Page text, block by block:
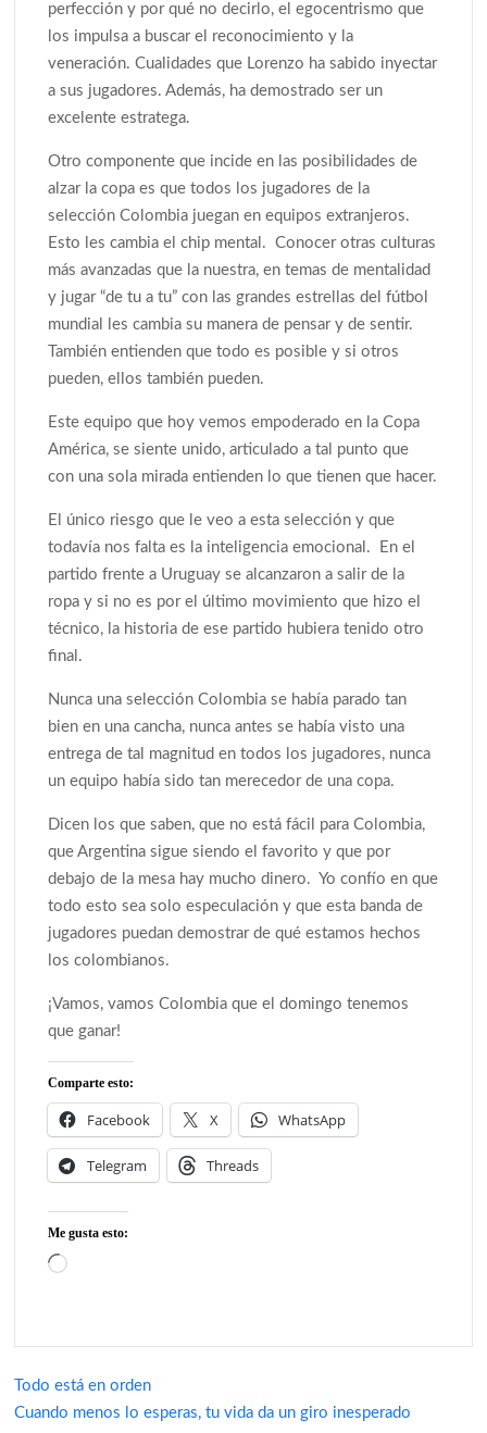
perfección y por qué no decirlo, el egocentrismo que
los impulsa a buscar el reconocimiento y la
veneración. Cualidades que Lorenzo ha sabido inyectar
a sus jugadores. Además, ha demostrado ser un
excelente estratega.
Otro componente que incide en las posibilidades de
alzar la copa es que todos los jugadores de la
selección Colombia juegan en equipos extranjeros.
Esto les cambia el chip mental. Conocer otras culturas
más avanzadas que la nuestra, en temas de mentalidad
y jugar “de tu a tu” con las grandes estrellas del fútbol
mundial les cambia su manera de pensar y de sentir.
También entienden que todo es posible y si otros
pueden, ellos también pueden.
Este equipo que hoy vemos empoderado en la Copa
América, se siente unido, articulado a tal punto que
con una sola mirada entienden lo que tienen que hacer.
El único riesgo que le veo a esta selección y que
todavía nos falta es la inteligencia emocional. En el
partido frente a Uruguay se alcanzaron a salir de la
ropa y si no es por el último movimiento que hizo el
técnico, la historia de ese partido hubiera tenido otro
final.
Nunca una selección Colombia se había parado tan
bien en una cancha, nunca antes se había visto una
entrega de tal magnitud en todos los jugadores, nunca
un equipo había sido tan merecedor de una copa.
Dicen los que saben, que no está fácil para Colombia,
que Argentina sigue siendo el favorito y que por
debajo de la mesa hay mucho dinero. Yo confío en que
todo esto sea solo especulación y que esta banda de
jugadores puedan demostrar de qué estamos hechos
los colombianos.
¡Vamos, vamos Colombia que el domingo tenemos
que ganar!
Comparte esto:
Facebook X WhatsApp
Telegram Threads
Me gusta esto:
Cargando...
Navegación
de
Todo está en orden
Cuando menos lo esperas, tu vida da un giro inesperado